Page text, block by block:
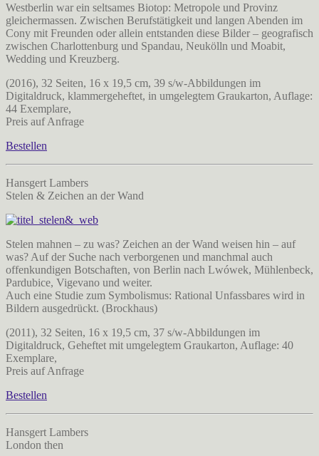
Westberlin war ein seltsames Biotop: Metropole und Provinz
gleichermassen. Zwischen Berufstätigkeit und langen Abenden im
Cony mit Freunden oder allein entstanden diese Bilder – geografisch
zwischen Charlottenburg und Spandau, Neukölln und Moabit,
Wedding und Kreuzberg.
(2016), 32 Seiten, 16 x 19,5 cm, 39 s/w-Abbildungen im
Digitaldruck, klammergeheftet, in umgelegtem Graukarton, Auflage:
44 Exemplare,
Preis auf Anfrage
Bestellen
Hansgert Lambers
Stelen & Zeichen an der Wand
Stelen mahnen – zu was? Zeichen an der Wand weisen hin – auf
was? Auf der Suche nach verborgenen und manchmal auch
offenkundigen Botschaften, von Berlin nach Lwówek, Mühlenbeck,
Pardubice, Vigevano und weiter.
Auch eine Studie zum Symbolismus: Rational Unfassbares wird in
Bildern ausgedrückt. (Brockhaus)
(2011), 32 Seiten, 16 x 19,5 cm, 37 s/w-Abbildungen im
Digitaldruck, Geheftet mit umgelegtem Graukarton, Auflage: 40
Exemplare,
Preis auf Anfrage
Bestellen
Hansgert Lambers
London then